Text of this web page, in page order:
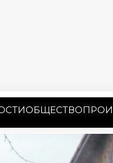
ОБЩЕСТВО